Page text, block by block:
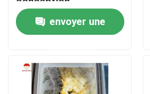
Dalles en pierre de granit
Tuiles en pierre de granit
géométrique rose clair
prix en gros escaliers
translucides en onyx
envoyer une